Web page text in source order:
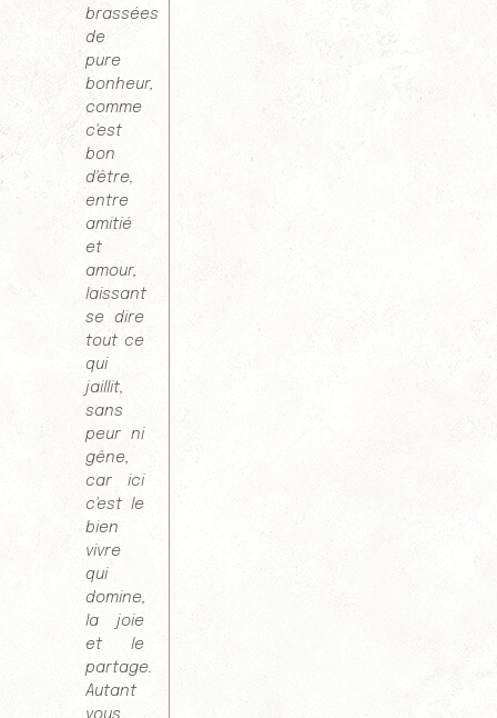
brassées
de
pure
bonheur,
comme
c'est
bon
d'être,
entre
amitié
et
amour,
laissant
se dire
tout ce
qui
jaillit,
sans
peur ni
gêne,
car ici
c'est le
bien
vivre
qui
domine,
la joie
et le
partage.
Autant
vous